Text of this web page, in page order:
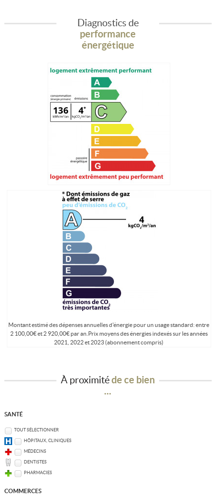
Diagnostics de
performance
énergétique
Montant estimé des dépenses annuelles d'énergie pour un usage standard: entre
2 100,00€ et 2 920,00€ par an.Prix moyens des énergies indexés sur les années
2021, 2022 et 2023 (abonnement compris)
À proximitéde ce bien
...
SANTÉ
TOUT SÉLECTIONNER
HÔPITAUX, CLINIQUES
MÉDECINS
DENTISTES
PHARMACIES
COMMERCES